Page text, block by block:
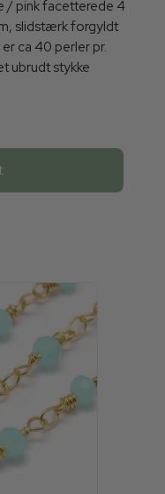
/ pink facetterede 4
slidstærk forgyldt
ca 40 perler pr.
ubrudt stykke